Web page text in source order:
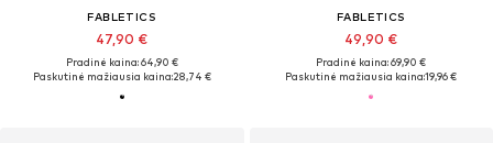
FABLETICS
47,90 €
Pradinė kaina: 64,90 €
Paskutinė mažiausia kaina:28,74 €
FABLETICS
49,90 €
Pradinė kaina: 69,90 €
Paskutinė mažiausia kaina:19,96 €